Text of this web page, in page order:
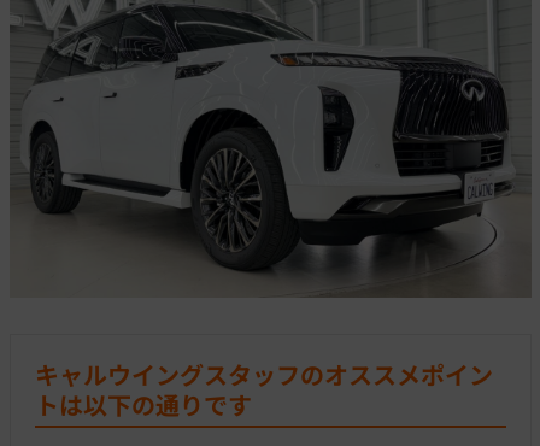
キャルウイングスタッフのオススメポイン
トは以下の通りです